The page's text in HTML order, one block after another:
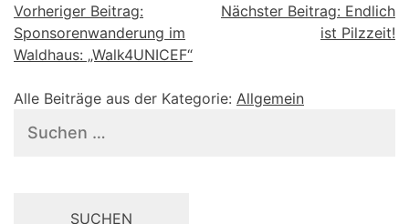
Beitragsnavigation
Vorheriger Beitrag:
Sponsorenwanderung im
Waldhaus: „Walk4UNICEF“
Nächster Beitrag: Endlich
ist Pilzzeit!
Alle Beiträge aus der Kategorie: Allgemein
nach: